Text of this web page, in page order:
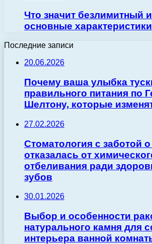
Что значит безлимитный
основные характеристики
Последние записи
20.06.2026
Почему ваша улыбка
правильного питания по
Шелтону, которые
27.02.2026
Стоматология с заботой о
отказалась от
отбеливания ради
зубов
30.01.2026
Выбор и особенности
натурального камня для
интерьера ванной